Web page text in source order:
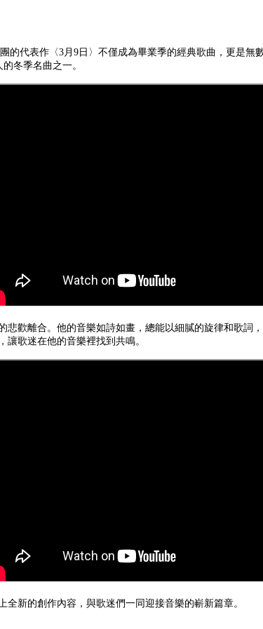
代表作〈3月9日〉不僅成為畢業季的經典歌曲，更是
冬季名曲之一。
歡離合。他的音樂如詩如畫，總能以細膩的旋律和歌詞
歌迷在他的音樂裡找到共鳴。
新的創作內容，與歌迷們一同迎接音樂的嶄新篇章。